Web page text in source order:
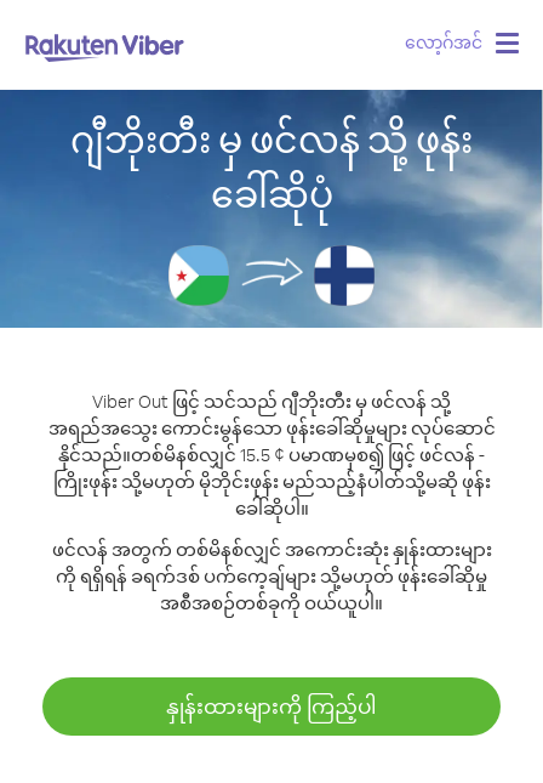
လော့ဂ်အင်
ဂျီဘိုးတီး မှ ဖင်လန် သို့ ဖုန်း
ခေါ်ဆိုပုံ
Viber Out ဖြင့် သင်သည် ဂျီဘိုးတီး မှ ဖင်လန် သို့
အရည်အသွေး ကောင်းမွန်သော ဖုန်းခေါ်ဆိုမှုများ လုပ်ဆောင်
နိုင်သည်။တစ်မိနစ်လျှင် 15.5 ¢ ပမာဏမှစ၍ ဖြင့် ဖင်လန် -
ကြိုးဖုန်း သို့မဟုတ် မိုဘိုင်းဖုန်း မည်သည့်နံပါတ်သို့မဆို ဖုန်း
ခေါ်ဆိုပါ။
ဖင်လန် အတွက် တစ်မိနစ်လျှင် အကောင်းဆုံး နှုန်းထားများ
ကို ရရှိရန် ခရက်ဒစ် ပက်ကေ့ချ်များ သို့မဟုတ် ဖုန်းခေါ်ဆိုမှု
အစီအစဉ်တစ်ခုကို ဝယ်ယူပါ။
နှုန်းထားများကို ကြည့်ပါ